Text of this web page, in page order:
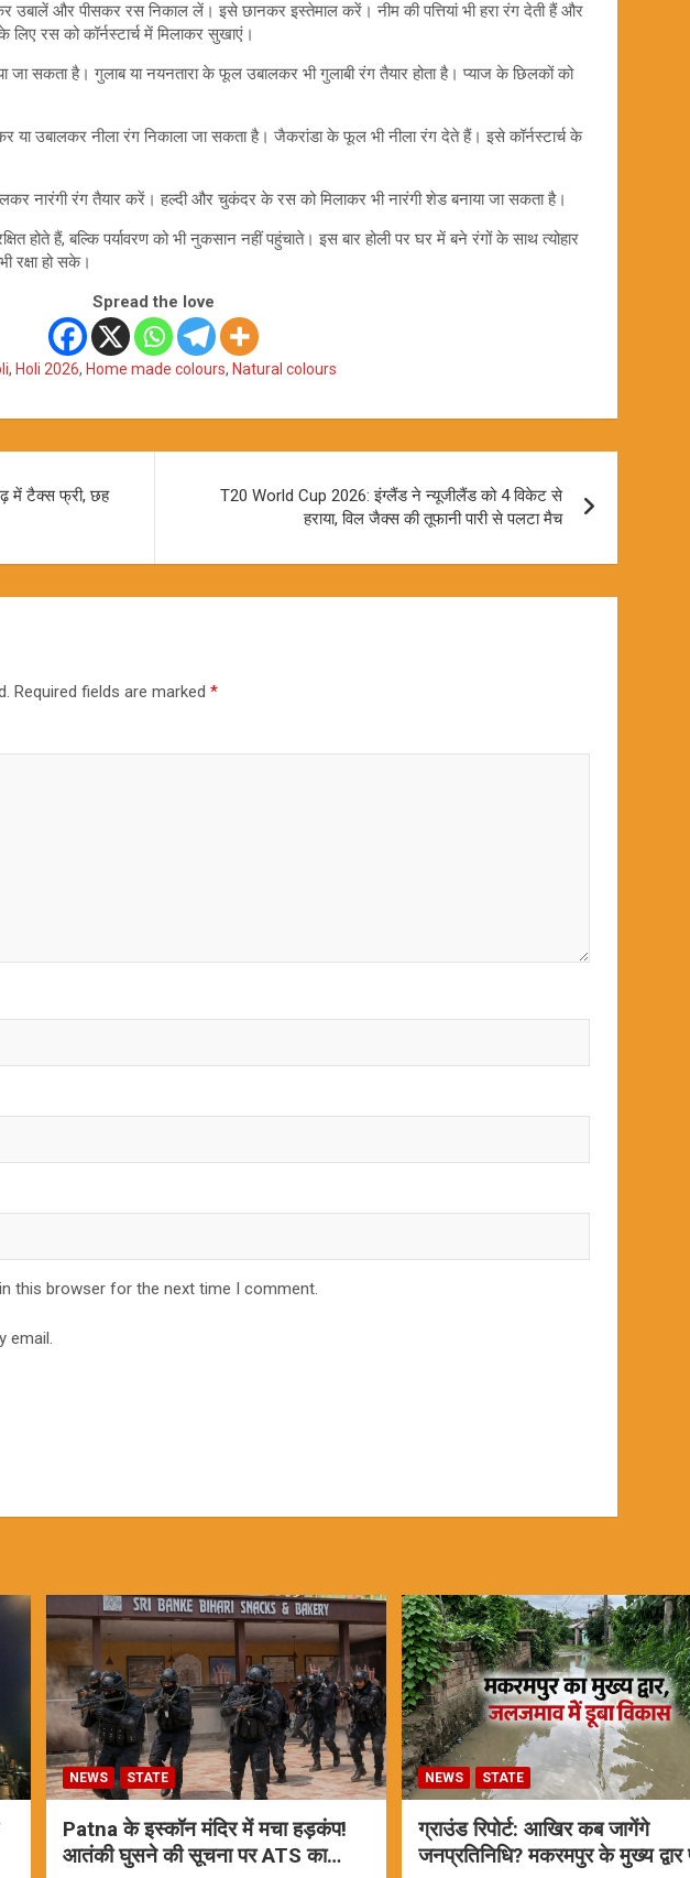
उबालें और पीसकर रस निकाल लें। इसे छानकर इस्तेमाल करें। नीम की पत्तियां भी हरा रंग देती हैं और
रस को कॉर्नस्टार्च में मिलाकर सुखाएं।
सकता है। गुलाब या नयनतारा के फूल उबालकर भी गुलाबी रंग तैयार होता है। प्याज के छिलकों को
या उबालकर नीला रंग निकाला जा सकता है। जैकरांडा के फूल भी नीला रंग देते हैं। इसे कॉर्नस्टार्च के
नारंगी रंग तैयार करें। हल्दी और चुकंदर के रस को मिलाकर भी नारंगी शेड बनाया जा सकता है।
होते हैं, बल्कि पर्यावरण को भी नुकसान नहीं पहुंचाते। इस बार होली पर घर में बने रंगों के साथ त्योहार
रक्षा हो सके।
Spread the love
, Holi 2026, Home made colours, Natural colours
में टैक्स फ्री, छह
T20 World Cup 2026: इंग्लैंड ने न्यूजीलैंड को 4 विकेट से
हराया, विल जैक्स की तूफानी पारी से पलटा मैच
Required fields are marked *
this browser for the next time I comment.
email.
NEWS STATE
Patna के इस्कॉन मंदिर में मचा हड़कंप!
आतंकी घुसने की सूचना पर ATS का
NEWS STATE
ग्राउंड रिपोर्ट: आखिर कब जागेंगे
जनप्रतिनिधि? मकरमपुर के मुख्य द्वार